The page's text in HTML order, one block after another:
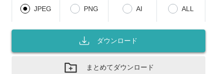
JPEG PNG AI ALL
ダウンロード
まとめてダウンロード